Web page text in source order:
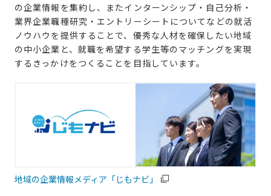
の企業情報を集約し、またインターンシップ・自己分析・
業界企業職種研究・エントリーシートについてなどの就活
ノウハウを提供することで、優秀な人材を確保したい地域
の中小企業と、就職を希望する学生等のマッチングを実現
するきっかけをつくることを目指しています。
地域の企業情報メディア「じもナビ」